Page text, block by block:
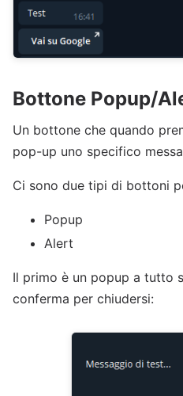
Bottone Popup/
Un bottone che quando
pop-up uno specifico
Ci sono due tipi di bottoni
Popup
Alert
Il primo è un popup a tutto
conferma per chiudersi: